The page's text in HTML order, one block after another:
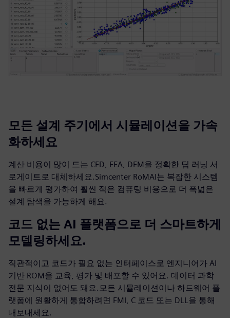
모든 설계 주기에서 시뮬레이션을 가속
화하세요
계산 비용이 많이 드는 CFD, FEA, DEM을 정확한 딥 러닝 서
로게이트로 대체하세요.Simcenter RoMAI는 복잡한 시스템
을 빠르게 평가하여 훨씬 적은 컴퓨팅 비용으로 더 폭넓은
설계 탐색을 가능하게 해요.
코드 없는 AI 플랫폼으로 더 스마트하게
모델링하세요.
직관적이고 코드가 필요 없는 인터페이스로 엔지니어가 AI
기반 ROM을 교육, 평가 및 배포할 수 있어요. 데이터 과학
전문 지식이 없어도 돼요.모든 시뮬레이션이나 하드웨어 플
랫폼에 원활하게 통합하려면 FMI, C 코드 또는 DLL을 통해
내보내세요.